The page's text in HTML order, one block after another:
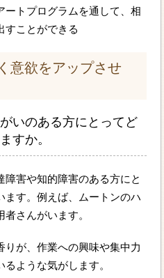
ートプログラムを通して、相
すことができる
意欲をアップさせ
いのある方にとってど
すか。
害や知的障害のある方にと
ます。例えば、ムートンのハ
さんがいます。
りが、作業への興味や集中力
ような気がします。